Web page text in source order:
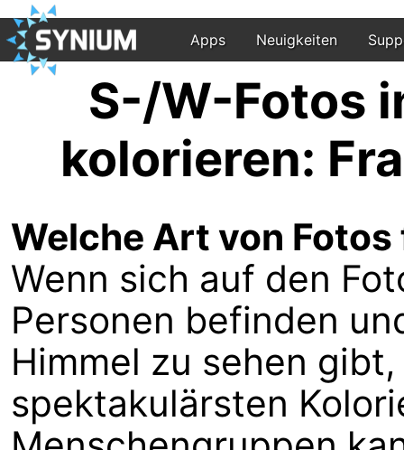
Apps Neuigkeiten
S-/W-Fotos
kolorieren:
Welche Art von
Wenn sich auf den
Personen befinden
Himmel zu sehen
spektakulärsten